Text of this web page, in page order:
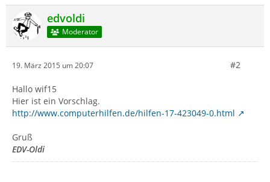
edvoldi
Moderator
19. März 2015 um 20:07 #2
Hallo wif15
Hier ist ein Vorschlag.
http://www.computerhilfen.de/hilfen-17-423049-0.html
Gruß
EDV-Oldi